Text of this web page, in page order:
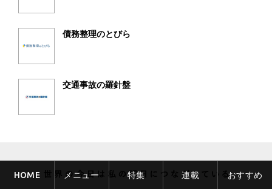
債務整理のとびら
交通事故の羅針盤
HOME メニュー 特集 連載 おすすめ